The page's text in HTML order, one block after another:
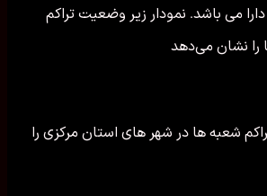
می باشد. نمودار زیر وضعیت تراکم
را نشان می‌دهد
شعبه ها در شهر های استان مرکزی را